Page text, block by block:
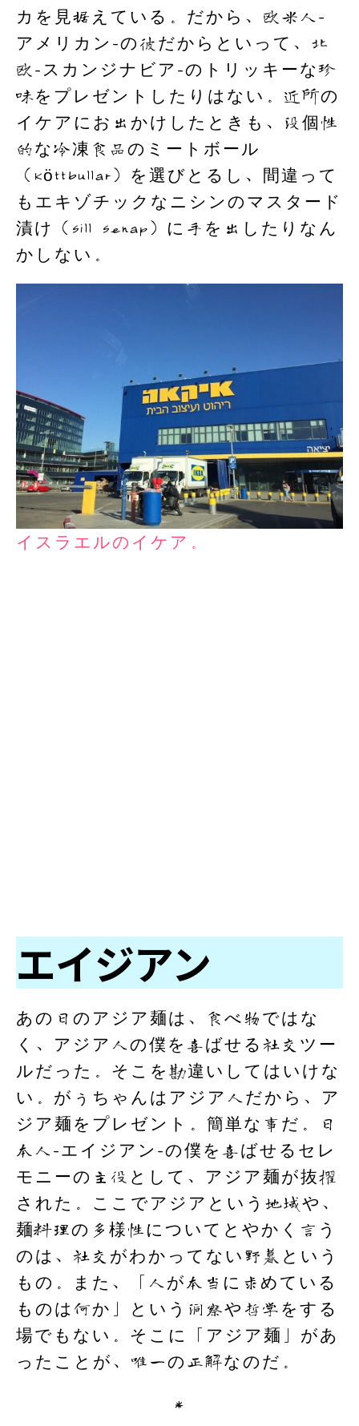
カを見据えている。だから、欧米人-
アメリカン-の彼だからといって、北
欧-スカンジナビア-のトリッキーな珍
味をプレゼントしたりはない。近所の
イケアにお出かけしたときも、没個性
的な冷凍食品のミートボール
（Köttbullar）を選びとるし、間違って
もエキゾチックなニシンのマスタード
漬け（Sill Senap）に手を出したりなん
かしない。
イスラエルのイケア。
エイジアン
あの日のアジア麺は、食べ物ではな
く、アジア人の僕を喜ばせる社交ツー
ルだった。そこを勘違いしてはいけな
い。がぅちゃんはアジア人だから、ア
ジア麺をプレゼント。簡単な事だ。日
本人-エイジアン-の僕を喜ばせるセレ
モニーの主役として、アジア麺が抜擢
された。ここでアジアという地域や、
麺料理の多様性についてとやかく言う
のは、社交がわかってない野暮という
もの。また、「人が本当に求めている
ものは何か」という洞察や哲学をする
場でもない。そこに「アジア麺」があ
ったことが、唯一の正解なのだ。
＊